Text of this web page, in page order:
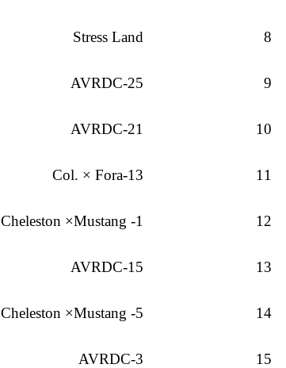
8
Stress Land
9
AVRDC-25
10
AVRDC-21
11
Col. × Fora-13
12
Cheleston ×Mustang -1
13
AVRDC-15
14
Cheleston ×Mustang -5
15
AVRDC-3